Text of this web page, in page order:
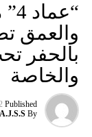
والعمق
بالحفر
والخاصة
Published
ago
By